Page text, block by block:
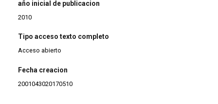
año inicial de publicacion
2010
Tipo acceso texto completo
Acceso abierto
Fecha creacion
2001043020170510